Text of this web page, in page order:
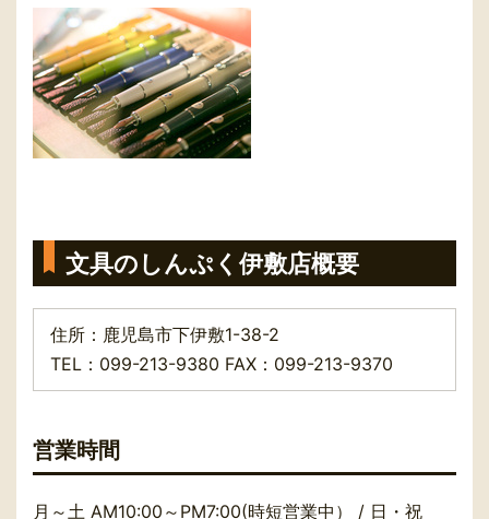
文具のしんぷく伊敷店概要
住所：鹿児島市下伊敷1-38-2
TEL：099-213-9380 FAX：099-213-9370
営業時間
月～土 AM10:00～PM7:00(時短営業中） / 日・祝